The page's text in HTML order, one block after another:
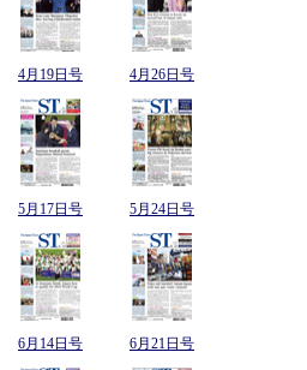
4月19日号 4月26日号
5月17日号 5月24日号
6月14日号 6月21日号